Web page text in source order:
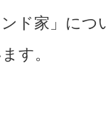
ンド家」につ
す。